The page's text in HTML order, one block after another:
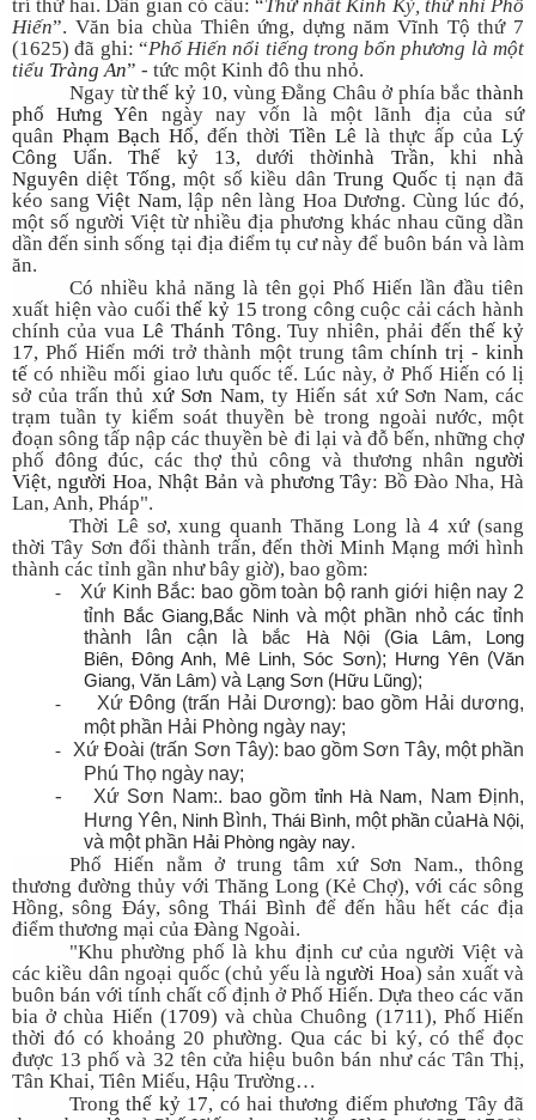
trí thứ hai. Dân gian có câu: “Thứ nhất Kinh Kỳ, thứ nhì Phố
Hiến”. Văn bia chùa Thiên ứng, dựng năm Vĩnh Tộ thứ 7
(1625) đã ghi: “Phố Hiến nổi tiếng trong bốn phương là một
tiểu Tràng An” - tức một Kinh đô thu nhỏ.
Ngay từ thế kỷ 10, vùng Đằng Châu ở phía bắc thành
phố Hưng Yên
ngày nay vốn là một lãnh địa của sứ
quân Phạm Bạch Hổ, đến thời Tiền Lê là thực ấp của Lý
Công Uẩn. Thế kỷ 13, dưới thờinhà Trần, khi
nhà
Nguyên diệt Tống, một số kiều dân Trung Quốc tị nạn đã
kéo sang Việt Nam, lập nên làng Hoa Dương. Cùng lúc đó,
một số người Việt từ nhiều địa phương khác nhau cũng dần
dần đến sinh sống tại địa điểm tụ cư này để buôn bán và làm
ăn.
Có nhiều khả năng là tên gọi Phố Hiến lần đầu tiên
xuất hiện vào cuối thế kỷ 15 trong công cuộc cải cách hành
chính của vua Lê Thánh Tông. Tuy nhiên, phải đến thế kỷ
17, Phố Hiến mới trở thành một trung tâm chính trị - kinh
tế có nhiều mối giao lưu quốc tế. Lúc này, ở Phố Hiến có lị
sở của trấn thủ xứ Sơn Nam, ty Hiến sát xứ Sơn Nam, các
trạm tuần ty kiểm soát thuyền bè trong ngoài nước, một
đoạn sông tấp nập các thuyền bè đi lại và đỗ bến, những chợ
phố đông đúc, các thợ thủ công và thương nhân người
Việt, người Hoa, Nhật Bản và phương Tây: Bồ Đào Nha, Hà
Lan, Anh, Pháp".
Thời Lê sơ, xung quanh Thăng Long là 4 xứ (sang
thời Tây Sơn đổi thành trấn, đến thời Minh Mạng mới hình
thành các tỉnh gần như bây giờ), bao gồm:
- Xứ Kinh Bắc: bao gồm toàn bộ ranh giới hiện nay 2
tỉnh Bắc Giang,Bắc Ninh và một phần nhỏ các tỉnh
thành lân cận là bắc Hà Nội(Gia Lâm,
Long
Biên, Đông Anh, Mê Linh, Sóc Sơn); Hưng Yên (Văn
Giang, Văn Lâm) và Lạng Sơn (Hữu Lũng);
-
Xứ Đông (trấn Hải Dương): bao gồm Hải dương,
một phần Hải Phòng ngày nay;
-
Xứ Đoài (trấn Sơn Tây): bao gồm Sơn Tây, một phần
Phú Thọ ngày nay;
- Xứ Sơn Nam:. bao gồm tỉnh Hà Nam, Nam Định,
Hưng Yên, Ninh Bình, Thái Bình, một phần củaHà Nội,
và một phần Hải Phòng ngày nay.
Phố Hiến nằm ở trung tâm xứ Sơn Nam., thông
thương đường thủy với Thăng Long (Kẻ Chợ), với các sông
Hồng, sông Đáy, sông Thái Bình để đến hầu hết các địa
điểm thương mại của Đàng Ngoài.
"Khu phường phố là khu định cư của người Việt và
các kiều dân ngoại quốc (chủ yếu là người Hoa) sản xuất và
buôn bán với tính chất cố định ở Phố Hiến. Dựa theo các văn
bia ở chùa Hiến (1709) và chùa Chuông (1711), Phố Hiến
thời đó có khoảng 20 phường. Qua các bi ký, có thể đọc
được 13 phố và 32 tên cửa hiệu buôn bán như các Tân Thị,
Tân Khai, Tiên Miếu, Hậu Trường…
Trong thế kỷ 17, có hai thương điếm phương Tây đã